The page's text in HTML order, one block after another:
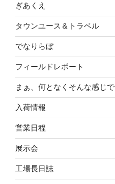
ぎあくえ
タウンユース＆トラベル
でなりらぼ
フィールドレポート
まぁ、何となくそんな感じで
入荷情報
営業日程
展示会
工場長日誌